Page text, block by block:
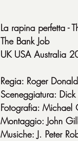
La rapina perfetta -
The Bank Job
UK USA Australia
Regia: Roger
Sceneggiatura:
Fotografia: Michael
Montaggio: John
Musiche: J. Peter